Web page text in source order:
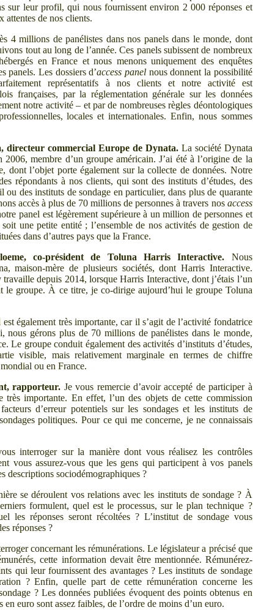
sur leur profil, qui nous fournissent environ 2 000 réponses et
attentes de nos clients.
4 millions de panélistes dans nos panels dans le monde, dont
tout au long de l’année. Ces panels subissent de nombreux
en France et nous menons uniquement des enquêtes
panels. Les dossiers d’access panel nous donnent la possibilité
représentatifs à nos clients et notre activité est
françaises, par la réglementation générale sur les données
notre activité – et par de nombreuses règles déontologiques
locales et internationales. Enfin, nous sommes
directeur commercial Europe de Dynata.La société Dynata
2006, membre d’un groupe américain. J’ai été à l’origine de la
dont l’objet porte également sur la collecte de données. Notre
répondants à nos clients, qui sont des instituts d’études, des
ou des instituts de sondage en particulier, dans plus de quarante
accès à plus de 70 millions de personnes à travers nos access
panel est légèrement supérieure à un million de personnes et
une petite entité ; l’ensemble de nos activités de gestion de
dans d’autres pays que la France.
co-président de TolunaHarris Interactive. Nous
maison-mère de plusieurs sociétés, dont Harris Interactive.
travaille depuis 2014, lorsque Harris Interactive, dont j’étais l’un
le groupe. À ce titre, je co-dirige aujourd’hui le groupe Toluna
également très importante, car il s’agit de l’activité fondatrice
nous gérons plus de 70 millions de panélistes dans le monde,
Le groupe conduit également des activités d’instituts d’études,
visible, mais relativement marginale en termes de chiffre
ou en France.
rapporteur. Je vous remercie d’avoir accepté de participer à
très importante. En effet, l’un des objets de cette commission
d’erreur potentiels sur les sondages et les instituts de
politiques. Pour ce qui me concerne, je ne connaissais
interroger sur la manière dont vous réalisez les contrôles
vous assurez-vous que les gens qui participent à vos panels
descriptions sociodémographiques ?
se déroulent vos relations avec les instituts de sondage ? À
formulent, quel est le processus, sur le plan technique ?
les réponses seront récoltées ? L’institut de sondage vous
réponses ?
concernant les rémunérations. Le législateur a précisé que
cette information devait être mentionnée. Rémunérez-
qui leur fournissent des avantages ? Les instituts de sondage
? Enfin, quelle part de cette rémunération concerne les
? Les données publiées évoquent des points obtenus en
en euro sont assez faibles, de l’ordre de moins d’un euro.